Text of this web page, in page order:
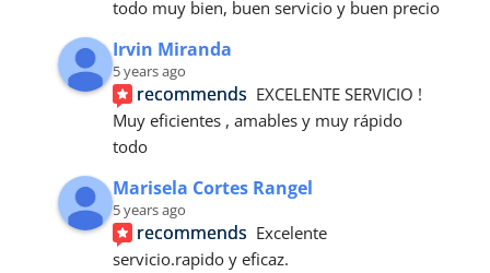
todo muy bien, buen servicio y buen precio
Irvin Miranda
5 years ago
recommends EXCELENTE SERVICIO !
Muy eficientes , amables y muy rápido
todo
Marisela Cortes Rangel
5 years ago
recommends Excelente
servicio.rapido y eficaz.